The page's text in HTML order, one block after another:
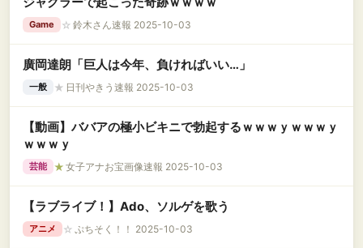
Game ☆ 鈴木さん速報 2025-10-03
廣岡達朗「巨人は今年、負ければいい…」
一般 ★ 日刊やきう速報 2025-10-03
【動画】ババアの極小ビキニで勃起するｗｗｗｙｗｗｗｙ
ｗｗｗｙ
芸能 ★ 女子アナお宝画像速報 2025-10-03
【ラブライブ！】Ado、ソルゲを歌う
アニメ ☆ ぷちそく！！ 2025-10-03